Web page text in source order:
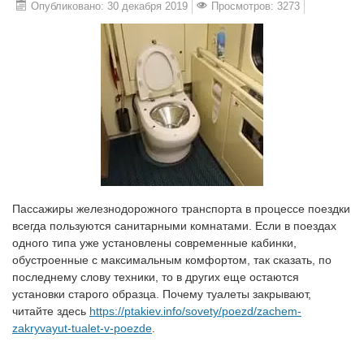
Опубликовано: 30 декабря 2019 Просмотров: 3273
Пассажиры железнодорожного транспорта в процессе поездки
всегда пользуются санитарными комнатами. Если в поездах
одного типа уже установлены современные кабинки,
обустроенные с максимальным комфортом, так сказать, по
последнему слову техники, то в других еще остаются
установки старого образца. Почему туалеты закрывают,
читайте здесь https://ptakiev.info/sovety/poezd/zachem-
zakryvayut-tualet-v-poezde